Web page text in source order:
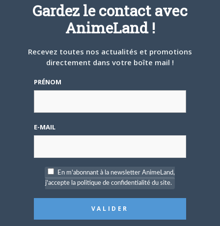
Se souvenir de moi
OÙ TROUVER NOS MAGAZINES
Gardez le contact avec
AnimeLand !
Recevez toutes nos actualités et promotions
directement dans votre boîte mail !
PRÉNOM
E-MAIL
En m'abonnant à la newsletter AnimeLand,
j'accepte la politique de confidentialité du site.